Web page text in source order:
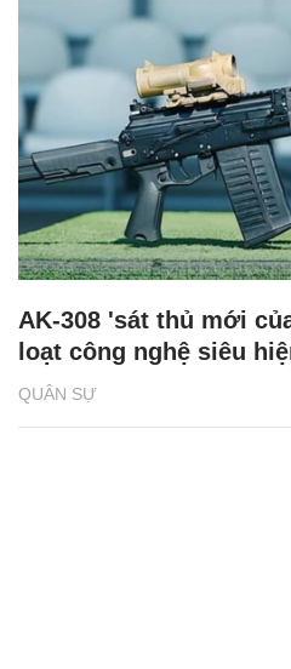
QUÂN SỰ
AK-308 'sát thủ mới
loạt công nghệ siêu